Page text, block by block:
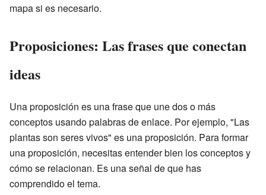
mapa si es necesario.
Proposiciones: Las frases que conectan
ideas
Una proposición es una frase que une dos o más
conceptos usando palabras de enlace. Por ejemplo, "Las
plantas son seres vivos" es una proposición. Para formar
una proposición, necesitas entender bien los conceptos y
cómo se relacionan. Es una señal de que has
comprendido el tema.